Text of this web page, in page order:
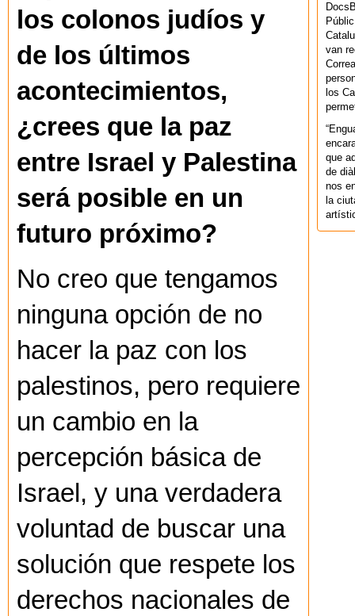
los colonos judíos y
de los últimos
acontecimientos,
¿crees que la paz
entre Israel y Palestina
será posible en un
futuro próximo?
No creo que tengamos
ninguna opción de no
hacer la paz con los
palestinos, pero requiere
un cambio en la
percepción básica de
Israel, y una verdadera
voluntad de buscar una
solución que respete los
derechos nacionales de
van
los
que
de
nos
la